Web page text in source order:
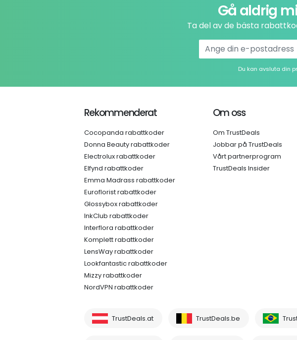
Gå aldrig
Ta del av de bästa
Du kan avsluta din
Rekommenderat
Cocopanda rabattkoder
Donna Beauty rabattkoder
Electrolux rabattkoder
Elfynd rabattkoder
Emma Madrass rabattkoder
Euroflorist rabattkoder
Glossybox rabattkoder
InkClub rabattkoder
Interflora rabattkoder
Komplett rabattkoder
LensWay rabattkoder
Lookfantastic rabattkoder
Mizzy rabattkoder
NordVPN rabattkoder
Om oss
Om TrustDeals
Jobbar på TrustDeals
Vårt partnerprogram
TrustDeals Insider
TrustDeals.at TrustDeals.be